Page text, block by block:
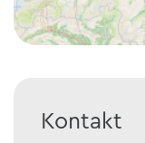
Kontakt